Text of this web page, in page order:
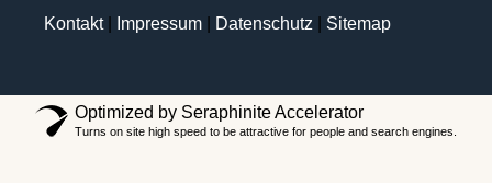
Kontakt| Impressum Datenschutz Sitemap
Optimized by Seraphinite Accelerator
Turns on site high speed to be attractive for people and search engines.